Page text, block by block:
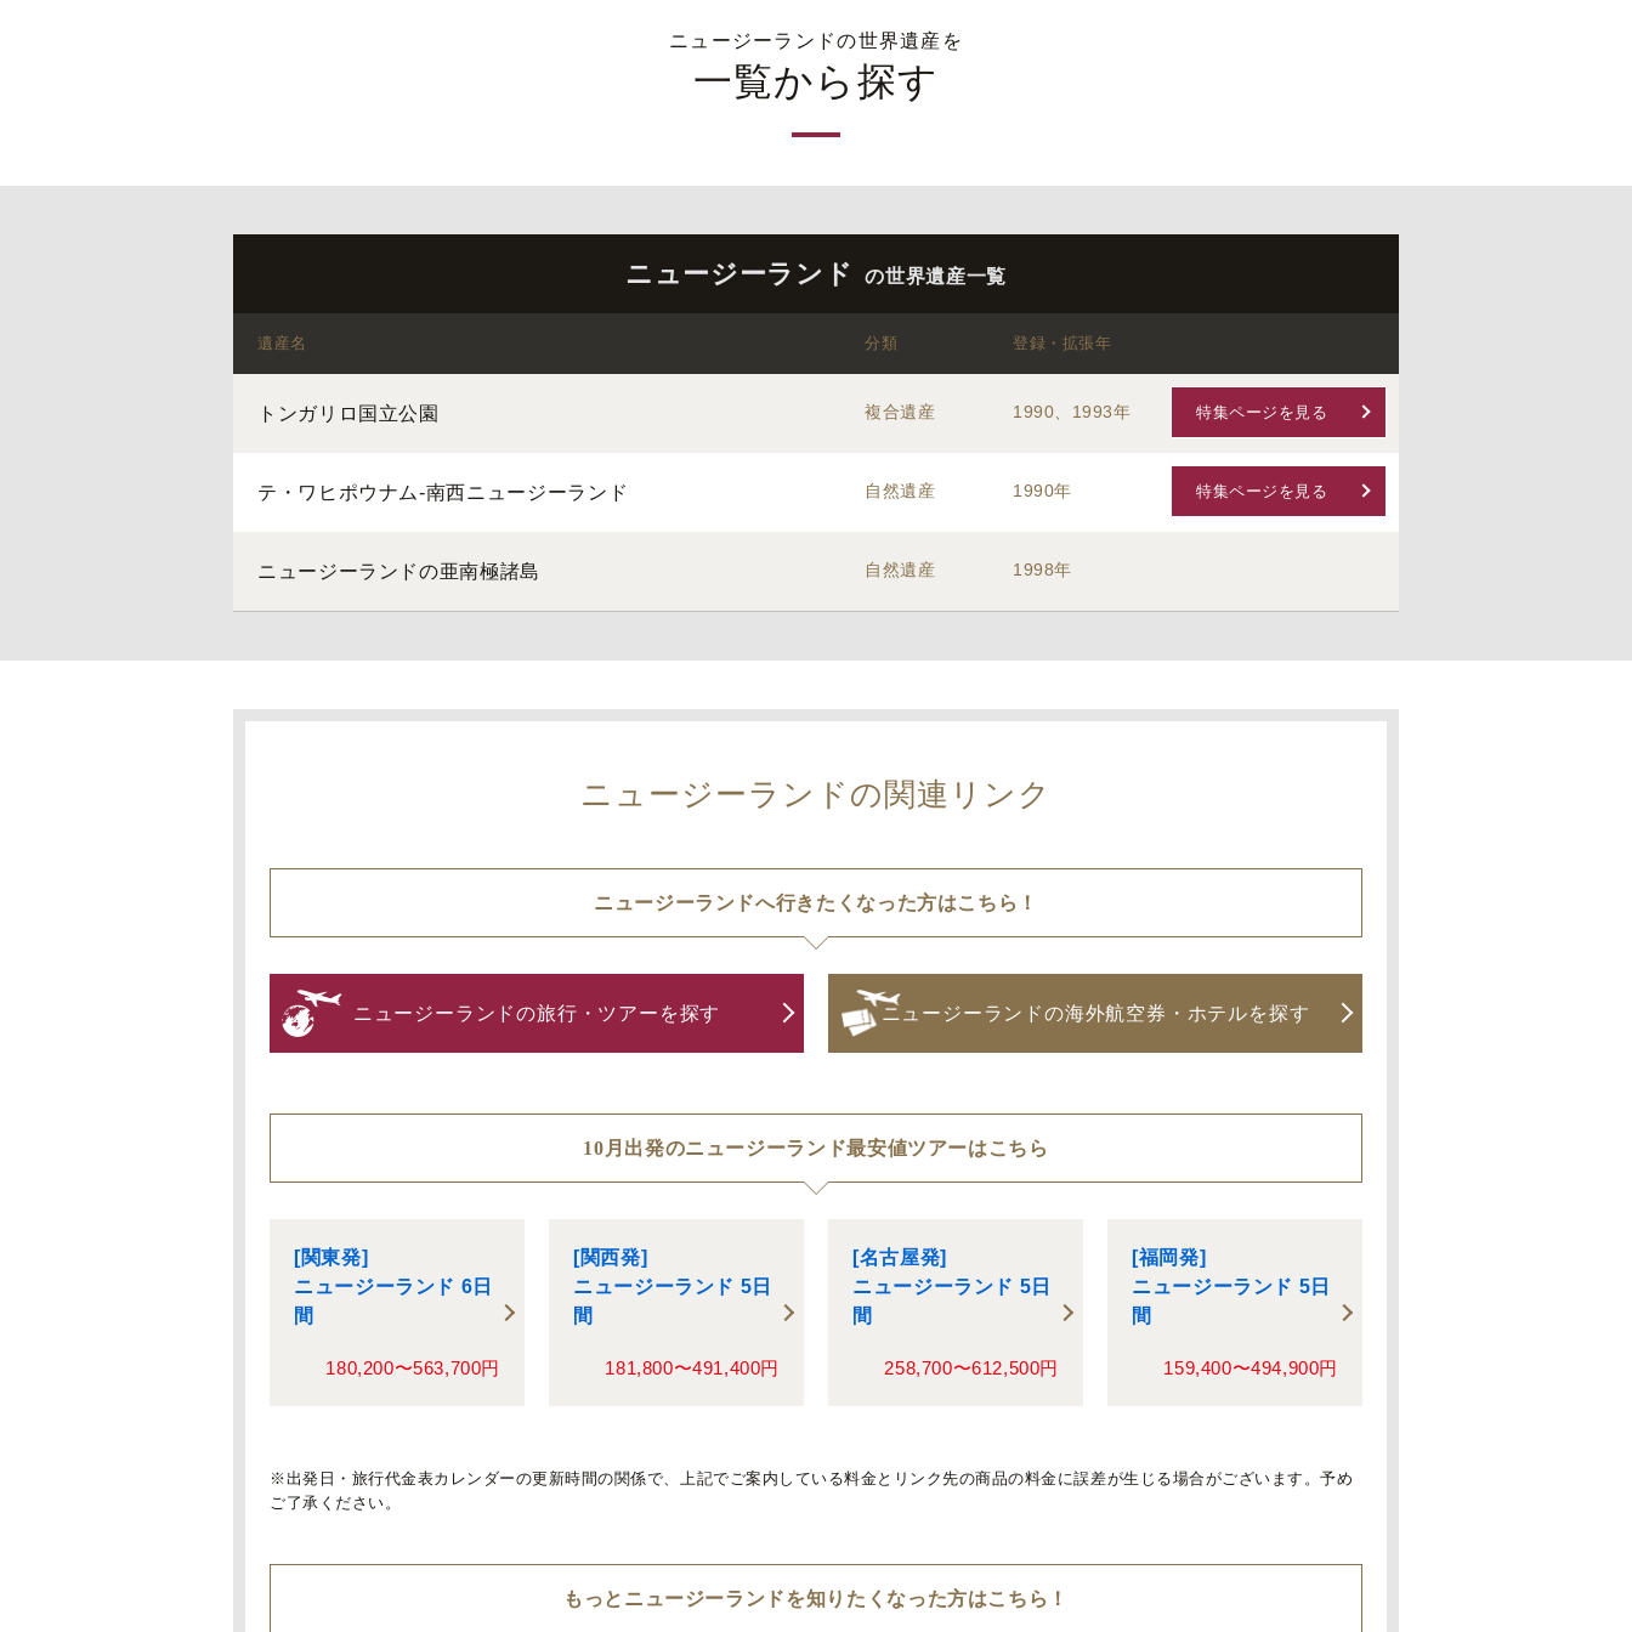
ニュージーランドの世界遺産を
一覧から探す
ニュージーランド の世界遺産一覧
遺産名 分類 登録・拡張年
トンガリロ国立公園 複合遺産 1990、1993年 特集ページを見る
テ・ワヒポウナム-南西ニュージーランド 自然遺産 1990年 特集ページを見る
ニュージーランドの亜南極諸島 自然遺産 1998年
ニュージーランドの関連リンク
ニュージーランドへ行きたくなった方はこちら！
ニュージーランドの旅行・ツアーを探す ニュージーランドの海外航空券・ホテルを探す
10月出発のニュージーランド最安値ツアーはこちら
[関東発]
ニュージーランド 6日
間
180,200〜563,700円
[関西発]
ニュージーランド 5日
間
181,800〜491,400円
[名古屋発]
ニュージーランド 5日
間
258,700〜612,500円
[福岡発]
ニュージーランド 5日
間
159,400〜494,900円
※出発日・旅行代金表カレンダーの更新時間の関係で、上記でご案内している料金とリンク先の商品の料金に誤差が生じる場合がございます。予め
ご了承ください。
もっとニュージーランドを知りたくなった方はこちら！